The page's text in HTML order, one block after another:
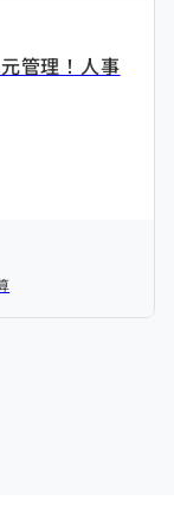
管理！人事